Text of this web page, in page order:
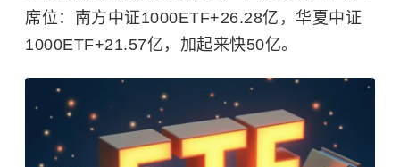
席位：南方中证1000ETF+26.28亿，华夏中证
1000ETF+21.57亿，加起来快50亿。